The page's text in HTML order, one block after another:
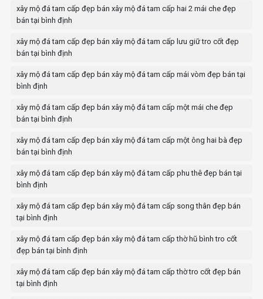
xây mộ đá tam cấp đẹp bán xây mộ đá tam cấp hai 2 mái che đẹp
bán tại bình định
xây mộ đá tam cấp đẹp bán xây mộ đá tam cấp lưu giữ tro cốt đẹp
bán tại bình định
xây mộ đá tam cấp đẹp bán xây mộ đá tam cấp mái vòm đẹp bán tại
bình định
xây mộ đá tam cấp đẹp bán xây mộ đá tam cấp một mái che đẹp
bán tại bình định
xây mộ đá tam cấp đẹp bán xây mộ đá tam cấp một ông hai bà đẹp
bán tại bình định
xây mộ đá tam cấp đẹp bán xây mộ đá tam cấp phu thê đẹp bán tại
bình định
xây mộ đá tam cấp đẹp bán xây mộ đá tam cấp song thân đẹp bán
tại bình định
xây mộ đá tam cấp đẹp bán xây mộ đá tam cấp thờ hũ bình tro cốt
đẹp bán tại bình định
xây mộ đá tam cấp đẹp bán xây mộ đá tam cấp thờ tro cốt đẹp bán
tại bình định